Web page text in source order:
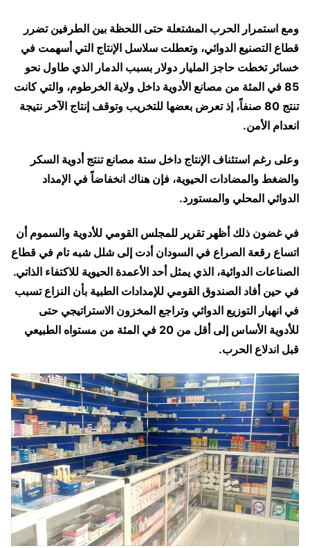
ومع استمرار الحرب المشتعلة حتى اللحظة بين الطرفين تضرر
قطاع التصنيع الدوائي، وتعطلت سلاسل الإنتاج التي أسهمت في
خسائر تخطت حاجز المليار دولار بسبب الدمار الذي طاول نحو
85 في المئة من مصانع الأدوية داخل ولاية الخرطوم، والتي كانت
تنتج 80 صنفاً، إذ تعرض بعضها للتخريب وتوقف إنتاج الآخر نتيجة
انعدام الأمن.
وعلى رغم استئناف الإنتاج داخل ستة مصانع تنتج أدوية السكر
والضغط والمضادات الحيوية، فإن هناك انخفاضاً في الإمداد
الدوائي المحلي والمستورد.
في غضون ذلك أظهر تقرير للمجلس القومي للأدوية والسموم أن
اتساع رقعة الصراع في السودان أدت إلى شلل شبه تام في قطاع
الصناعات الدوائية، الذي يمثل أحد الأعمدة الحيوية للاكتفاء الذاتي.
في حين أفاد الصندوق القومي للإمدادات الطبية بأن النزاع تسبب
في انهيار التوزيع الدوائي وتراجع المخزون الاستراتيجي حتى
للأدوية الأساس إلى أقل من 20 في المئة من مستواه الطبيعي
قبل اندلاع الحرب.